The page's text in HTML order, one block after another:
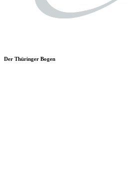
Der Thüringer Bogen